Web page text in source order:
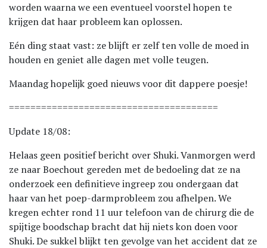
worden waarna we een eventueel voorstel hopen te
krijgen dat haar probleem kan oplossen.
Eén ding staat vast: ze blijft er zelf ten volle de moed in
houden en geniet alle dagen met volle teugen.
Maandag hopelijk goed nieuws voor dit dappere poesje!
=======================================
Update 18/08:
Helaas geen positief bericht over Shuki. Vanmorgen werd
ze naar Boechout gereden met de bedoeling dat ze na
onderzoek een definitieve ingreep zou ondergaan dat
haar van het poep-darmprobleem zou afhelpen. We
kregen echter rond 11 uur telefoon van de chirurg die de
spijtige boodschap bracht dat hij niets kon doen voor
Shuki. De sukkel blijkt ten gevolge van het accident dat ze